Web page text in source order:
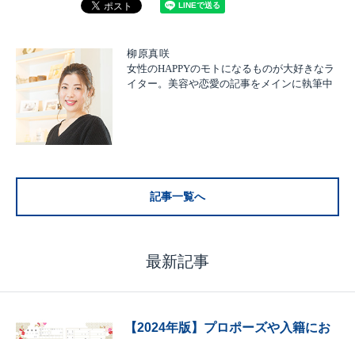
柳原真咲
女性のHAPPYのモトになるものが大好きなラ
イター。美容や恋愛の記事をメインに執筆中
記事一覧へ
最新記事
【2024年版】プロポーズや入籍にお